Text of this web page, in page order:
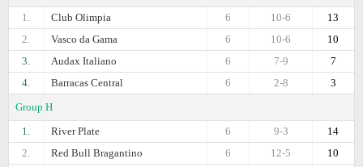
1.
Club Olimpia 13
10-6
6
2.
Vasco da Gama 10
10-6
6
3.
Audax Italiano 7
7-9
6
4.
Barracas Central 3
2-8
6
Group H
1.
River Plate 14
9-3
6
2.
Red Bull Bragantino 10
12-5
6